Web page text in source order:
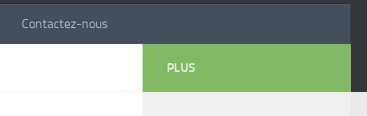
Contactez-nous
PLUS